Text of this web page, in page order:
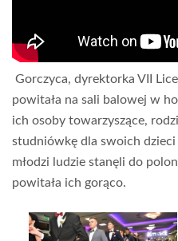
Gorczyca, dyrektorka VII
powitała na sali balowej w
ich osoby towarzyszące,
studniówkę dla swoich
młodzi ludzie stanęli do
powitała ich gorąco.